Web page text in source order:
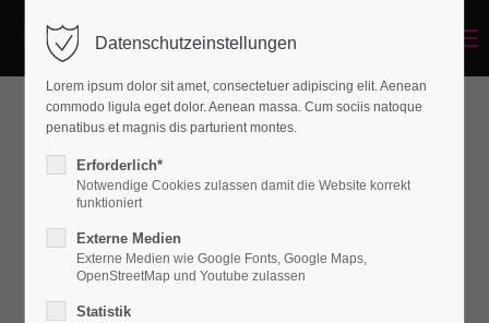
Login
Benutzername
Passwort
Anmelden
Lorem ipsum dolor sit amet, consectetuer
adipiscing elit. Aenean commodo ligula eget
dolor. Aenean massa.
Datenschutzeinstellungen
Lorem ipsum dolor sit amet, consectetuer adipiscing elit. Aenean
commodo ligula eget dolor. Aenean massa. Cum sociis natoque
penatibus et magnis dis parturient montes.
Erforderlich*
Notwendige Cookies zulassen damit die Website korrekt
funktioniert
Externe Medien
Externe Medien wie Google Fonts, Google Maps,
OpenStreetMap und Youtube zulassen
Statistik